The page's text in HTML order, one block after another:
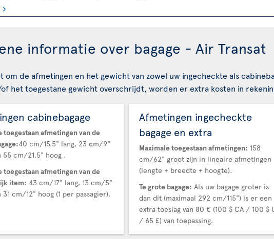
informatie over bagage - Air Transat
om de afmetingen en het gewicht van zowel uw ingecheckte als
het toegestane gewicht overschrijdt, worden er extra kosten in
cabinebagage
toegestaan afmetingen van de
40 cm/15.5" lang, 23 cm/9"
55 cm/21.5" hoog .
toegestaan afmetingen van de
item: 43 cm/17" lang, 13 cm/5"
cm/12" hoog (1 per passagier).
Afmetingen ingecheckte
bagage en extra
Maximale toegestaan afmetingen: 158
cm/62" groot zijn in lineaire afmetingen
(lengte + breedte + hoogte).
Te grote bagage: Als uw bagage groter is
dan dit (maximaal 292 cm/115") is er een
extra toeslag van 80 € (100 $ CA / 100 $
/ 65 £) van toepassing.